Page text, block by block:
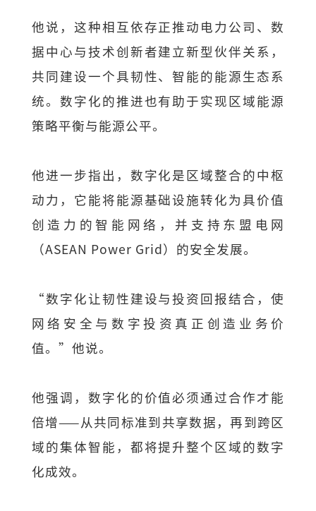
他说，这种相互依存正推动电力公司、数
据中心与技术创新者建立新型伙伴关系，
共同建设一个具韧性、智能的能源生态系
统。数字化的推进也有助于实现区域能源
策略平衡与能源公平。
他进一步指出，数字化是区域整合的中枢
动力，它能将能源基础设施转化为具价值
创造力的智能网络，并支持东盟电网
（ASEAN Power Grid）的安全发展。
“数字化让韧性建设与投资回报结合，使
网络安全与数字投资真正创造业务价
值。”他说。
他强调，数字化的价值必须通过合作才能
倍增——从共同标准到共享数据，再到跨区
域的集体智能，都将提升整个区域的数字
化成效。